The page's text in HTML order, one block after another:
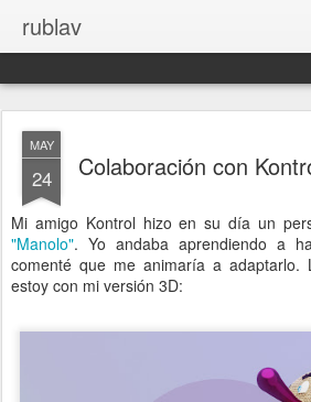
rublav
MAY
24 Colaboración con
Mi amigo Kontrol hizo en su día un
"Manolo". Yo andaba aprendiendo a
comenté que me animaría a
estoy con mi versión 3D: